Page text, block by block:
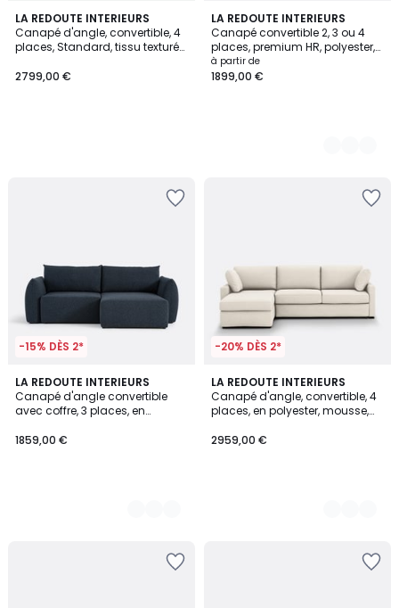
LA REDOUTE INTERIEURS
Canapé d'angle, convertible, 4
places, Standard, tissu texturé
2799,00 €
LA REDOUTE INTERIEURS
Canapé convertible 2, 3 ou 4
places, premium HR, polyester,
TIMOR
à partir de
1899,00 €
3
Couleurs
-15% DÈS 2*
LA REDOUTE INTERIEURS
Canapé d'angle convertible
avec coffre, 3 places, en
1859,00 €
3
Couleurs
-20% DÈS 2*
LA REDOUTE INTERIEURS
Canapé d'angle, convertible, 4
places, en polyester, mousse,
2959,00 €
3
Couleurs